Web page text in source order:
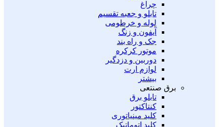
چراغ
تابلو و جعبه تقسیم
لوله و خرطومی
آیفون و زنگ
جک و راه بند
موتور کرکره
دوربین و دزدگیر
لوازم ارت
بیشتر
برق صنتعی
تابلو برق
کنتاکتور
کلید مینیاتوری
کلید اتوماتیک